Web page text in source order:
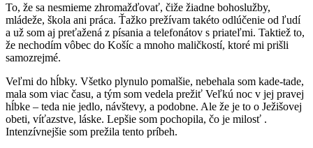
To, že sa nesmieme zhromažďovať, čiže žiadne bohoslužby,
mládeže, škola ani práca. Ťažko prežívam takéto odlúčenie od ľudí
a už som aj preťažená z písania a telefonátov s priateľmi. Taktiež to,
že nechodím vôbec do Košíc a mnoho maličkostí, ktoré mi prišli
samozrejmé.
Veľmi do hĺbky. Všetko plynulo pomalšie, nebehala som kade-tade,
mala som viac času, a tým som vedela prežiť Veľkú noc v jej pravej
hĺbke – teda nie jedlo, návštevy, a podobne. Ale že je to o Ježišovej
obeti, víťazstve, láske. Lepšie som pochopila, čo je milosť .
Intenzívnejšie som prežila tento príbeh.